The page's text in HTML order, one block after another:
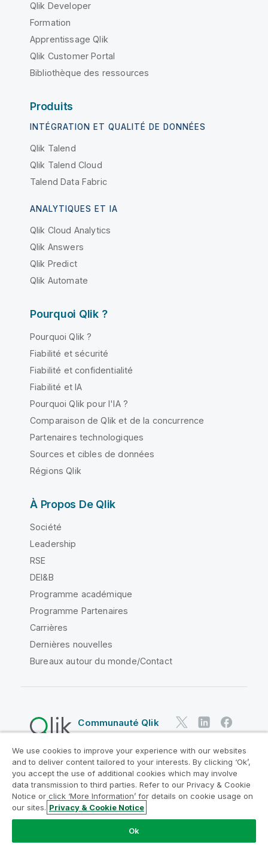
Qlik Developer
Formation
Apprentissage Qlik
Qlik Customer Portal
Bibliothèque des ressources
Produits
INTÉGRATION ET QUALITÉ DE DONNÉES
Qlik Talend
Qlik Talend Cloud
Talend Data Fabric
ANALYTIQUES ET IA
Qlik Cloud Analytics
Qlik Answers
Qlik Predict
Qlik Automate
Pourquoi Qlik ?
Pourquoi Qlik ?
Fiabilité et sécurité
Fiabilité et confidentialité
Fiabilité et IA
Pourquoi Qlik pour l'IA ?
Comparaison de Qlik et de la concurrence
Partenaires technologiques
Sources et cibles de données
Régions Qlik
À Propos De Qlik
Société
Leadership
RSE
DEI&B
Programme académique
Programme Partenaires
Carrières
Dernières nouvelles
Bureaux autour du monde/Contact
Communauté Qlik
Contrats juridiques
Conditions d'utilisation des produits
Legal Policies
Conditions légales
Conditions d'utilisation
Marques
Do Not Share My Info
Copyright © 1993-2026 QlikTech International AB. Tous
We use cookies to improve your experience with our websites
and to deliver content tailored to your interests. By clicking ‘Ok’,
you accept the use of additional cookies which may involve
data transmission to third parties. Refer to our Privacy & Cookie
Notice or click ‘More Information’ for details on cookie usage on
our sites. Privacy & Cookie Notice
Ok